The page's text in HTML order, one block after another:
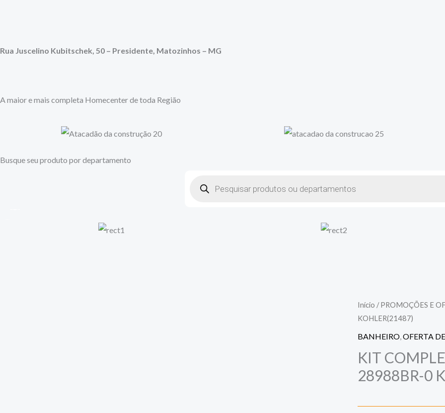
conteúdo
Rua Juscelino Kubitschek, 50 – Presidente, Matozinhos – MG
A maior e mais completa Homecenter de toda Região
Busque seu produto por departamento
Início /PROMOÇÕES E
KOHLER(21487)
BANHEIRO,OFERTA
KIT
28988BR-0